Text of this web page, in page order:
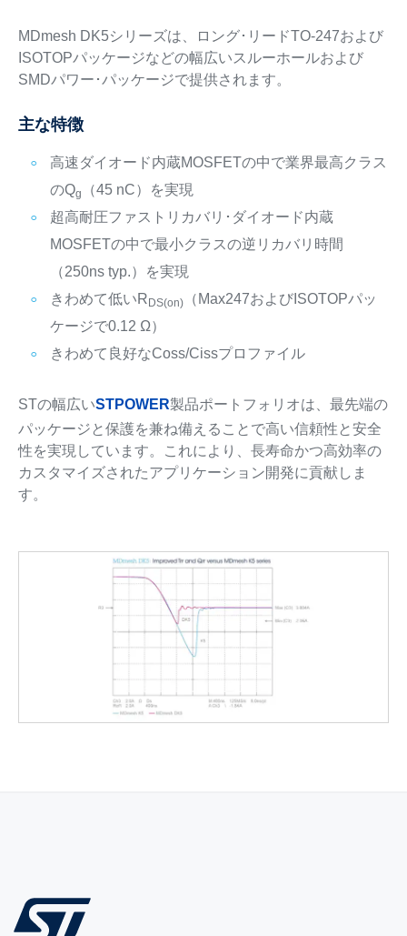
MDmesh DK5シリーズは、ロング･リードTO-247および
ISOTOPパッケージなどの幅広いスルーホールおよび
SMDパワー･パッケージで提供されます。
主な特徴
高速ダイオード内蔵MOSFETの中で業界最高クラス
のQg
（45 nC）を実現
超高耐圧ファストリカバリ･ダイオード内蔵
MOSFETの中で最小クラスの逆リカバリ時間
（250ns typ.）を実現
きわめて低いR DS(on)（Max247およびISOTOPパッ
ケージで0.12 Ω）
きわめて良好なCoss/Cissプロファイル
STの幅広いSTPOWER製品ポートフォリオは、最先端の
パッケージと保護を兼ね備えることで高い信頼性と安全
性を実現しています。これにより、長寿命かつ高効率の
カスタマイズされたアプリケーション開発に貢献しま
す。